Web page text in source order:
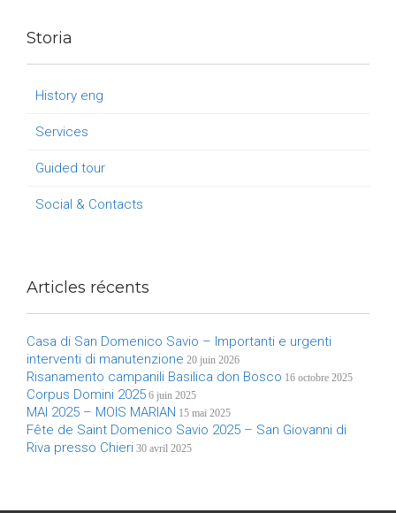
Storia
History eng
Services
Guided tour
Social & Contacts
Articles récents
Casa di San Domenico Savio – Importanti e urgenti
interventi di manutenzione 20 juin 2026
Risanamento campanili Basilica don Bosco 16 octobre 2025
Corpus Domini 2025 6 juin 2025
MAI 2025 – MOIS MARIAN 15 mai 2025
Fête de Saint Domenico Savio 2025 – San Giovanni di
Riva presso Chieri 30 avril 2025